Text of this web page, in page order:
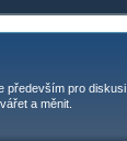
především pro diskusi,
a měnit.